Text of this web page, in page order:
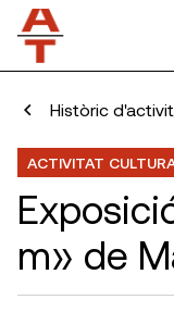
Històric
ACTIVITAT
m» de